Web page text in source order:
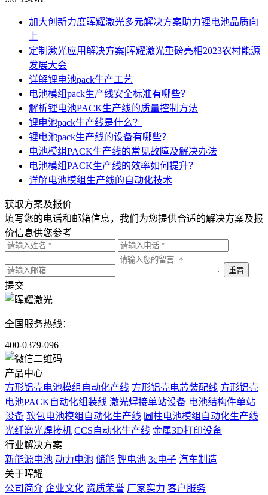
加大创新力度晖耀激光多元解决方案助力锂电池品质向
上
定制激光应用解决方案|晖耀激光重磅亮相2023农村能源
发展大会
详解锂电池pack生产工艺
电池模组pack生产线安全标准有哪些？
解析锂电池PACK生产线的质量控制方法
锂电池pack生产线是什么？
锂电池pack生产线的设备有哪些？
电池模组PACK生产线的常见故障及解决办法
电池模组PACK生产线的效率如何提升？
详解电池模组生产线的自动化技术
获取方案及报价
填写您的电话和邮箱信息，我们为您提供合适的解决方案及报
价信息供您参考
提交
全国服务热线：
400-0379-096
产品中心
方形铝壳电池模组自动化产线 方形铝壳电芯装配线 方形铝壳
电池PACK自动化组装线 激光焊接单站设备 电池结构件单站
设备 软包电池模组自动化生产线 圆柱电池模组自动化生产线
光纤激光焊接机 CCS自动化生产线 金属3D打印设备
行业解决方案
新能源电池 动力电池 储能 锂电池 3c电子 汽车制造
关于晖耀
公司简介 企业文化 资质荣誉 厂家实力 客户服务